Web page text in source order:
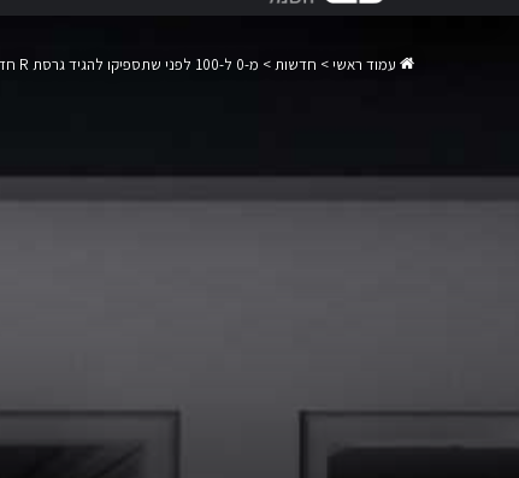
עמוד ראשי> חדשות> מ-0 ל-100 לפני שתספיקו להגיד גרסת R חדשה של הרימאק נברה